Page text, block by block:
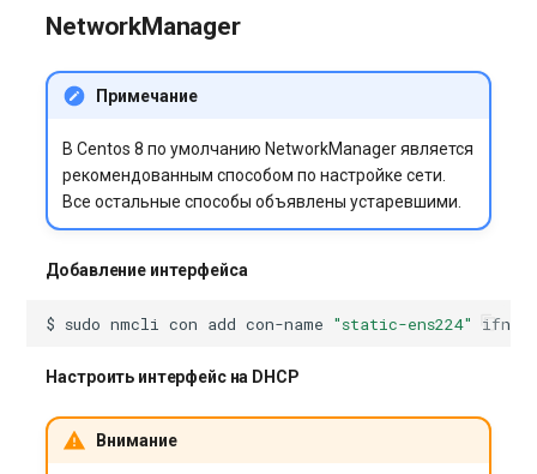
NetworkManager
Примечание
В Centos 8 по умолчанию NetworkManager является
рекомендованным способом по настройке сети.
Все остальные способы объявлены устаревшими.
Добавление интерфейса
$ sudo nmcli con add con-name "static-ens224"
Настроить интерфейс на DHCP
Внимание